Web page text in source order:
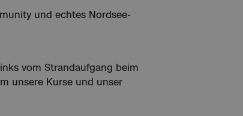
und echtes Nordsee-
vom Strandaufgang beim
unsere Kurse und unser